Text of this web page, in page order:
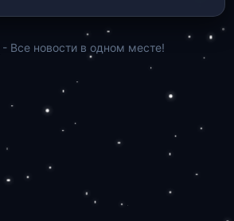
- Все новости в одном месте!